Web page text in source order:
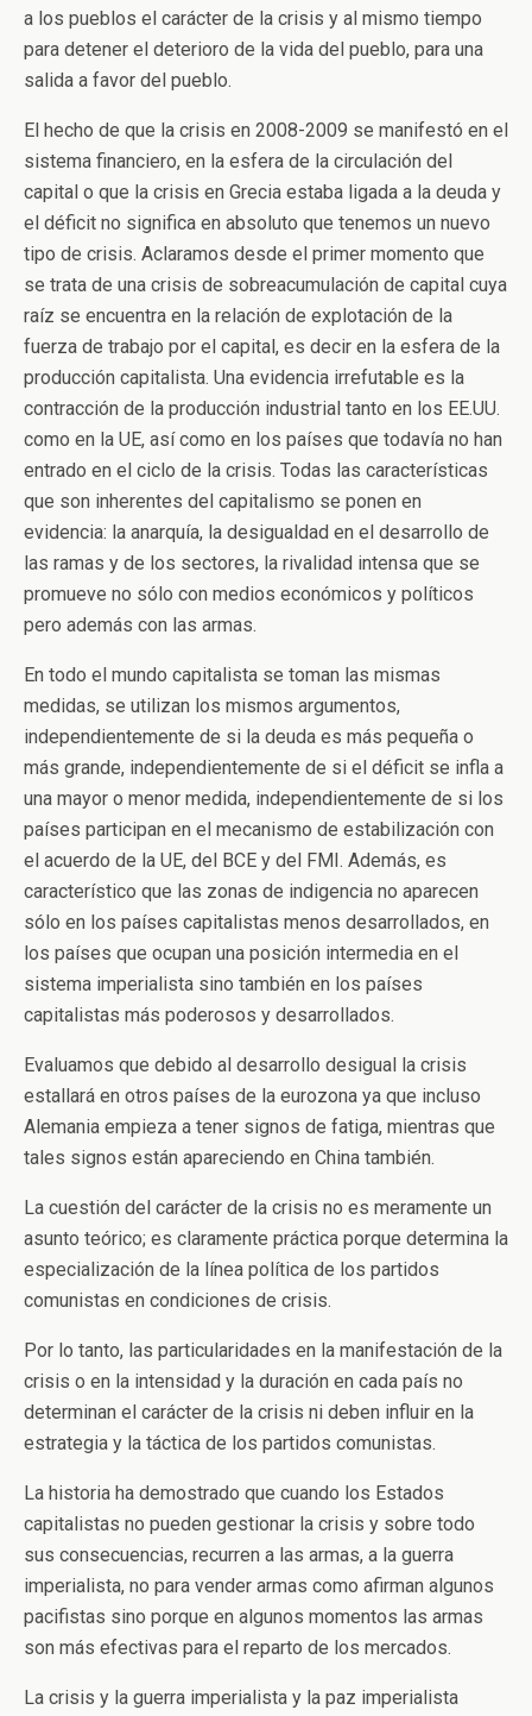
a los pueblos el carácter de la crisis y al mismo tiempo
para detener el deterioro de la vida del pueblo, para una
salida a favor del pueblo.
El hecho de que la crisis en 2008-2009 se manifestó en el
sistema financiero, en la esfera de la circulación del
capital o que la crisis en Grecia estaba ligada a la deuda y
el déficit no significa en absoluto que tenemos un nuevo
tipo de crisis. Aclaramos desde el primer momento que
se trata de una crisis de sobreacumulación de capital cuya
raíz se encuentra en la relación de explotación de la
fuerza de trabajo por el capital, es decir en la esfera de la
producción capitalista. Una evidencia irrefutable es la
contracción de la producción industrial tanto en los EE.UU.
como en la UE, así como en los países que todavía no han
entrado en el ciclo de la crisis. Todas las características
que son inherentes del capitalismo se ponen en
evidencia: la anarquía, la desigualdad en el desarrollo de
las ramas y de los sectores, la rivalidad intensa que se
promueve no sólo con medios económicos y políticos
pero además con las armas.
En todo el mundo capitalista se toman las mismas
medidas, se utilizan los mismos argumentos,
independientemente de si la deuda es más pequeña o
más grande, independientemente de si el déficit se infla a
una mayor o menor medida, independientemente de si los
países participan en el mecanismo de estabilización con
el acuerdo de la UE, del BCE y del FMI. Además, es
característico que las zonas de indigencia no aparecen
sólo en los países capitalistas menos desarrollados, en
los países que ocupan una posición intermedia en el
sistema imperialista sino también en los países
capitalistas más poderosos y desarrollados.
Evaluamos que debido al desarrollo desigual la crisis
estallará en otros países de la eurozona ya que incluso
Alemania empieza a tener signos de fatiga, mientras que
tales signos están apareciendo en China también.
La cuestión del carácter de la crisis no es meramente un
asunto teórico; es claramente práctica porque determina la
especialización de la línea política de los partidos
comunistas en condiciones de crisis.
Por lo tanto, las particularidades en la manifestación de la
crisis o en la intensidad y la duración en cada país no
determinan el carácter de la crisis ni deben influir en la
estrategia y la táctica de los partidos comunistas.
La historia ha demostrado que cuando los Estados
capitalistas no pueden gestionar la crisis y sobre todo
sus consecuencias, recurren a las armas, a la guerra
imperialista, no para vender armas como afirman algunos
pacifistas sino porque en algunos momentos las armas
son más efectivas para el reparto de los mercados.
La crisis y la guerra imperialista y la paz imperialista